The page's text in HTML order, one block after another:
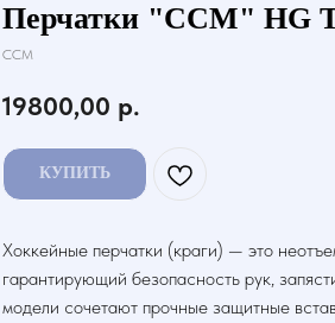
Перчатки "CCM" HG
CCM
19800,00 р.
КУПИТЬ
Хоккейные перчатки (краги) — это
гарантирующий безопасность рук,
модели сочетают прочные защитные